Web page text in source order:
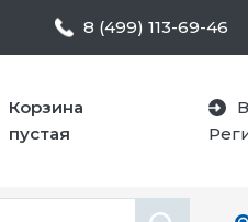
8 (499) 113-69-46
Корзина
пустая